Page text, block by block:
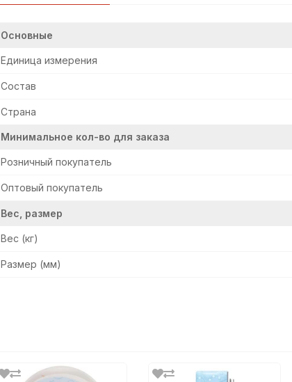
Основные
Единица измерения
Состав
Страна
Минимальное кол-во для заказа
Розничный покупатель
Оптовый покупатель
Вес, размер
Вес (кг)
Размер (мм)
428 431